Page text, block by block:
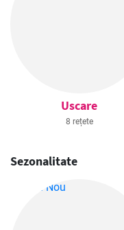
Uscare
8 rețete
Sezonalitate